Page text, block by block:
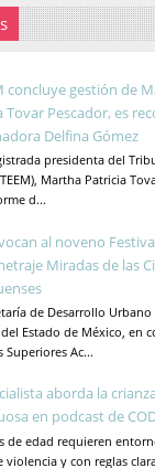
concluye gestión de
Tovar Pescador, es
Delfina Gómez
presidenta del
Martha Patricia
d...
al noveno
Miradas de las
de Desarrollo Urbano
Estado de México, en
Superiores Ac...
aborda la
en podcast de
de edad requieren
violencia y con reglas